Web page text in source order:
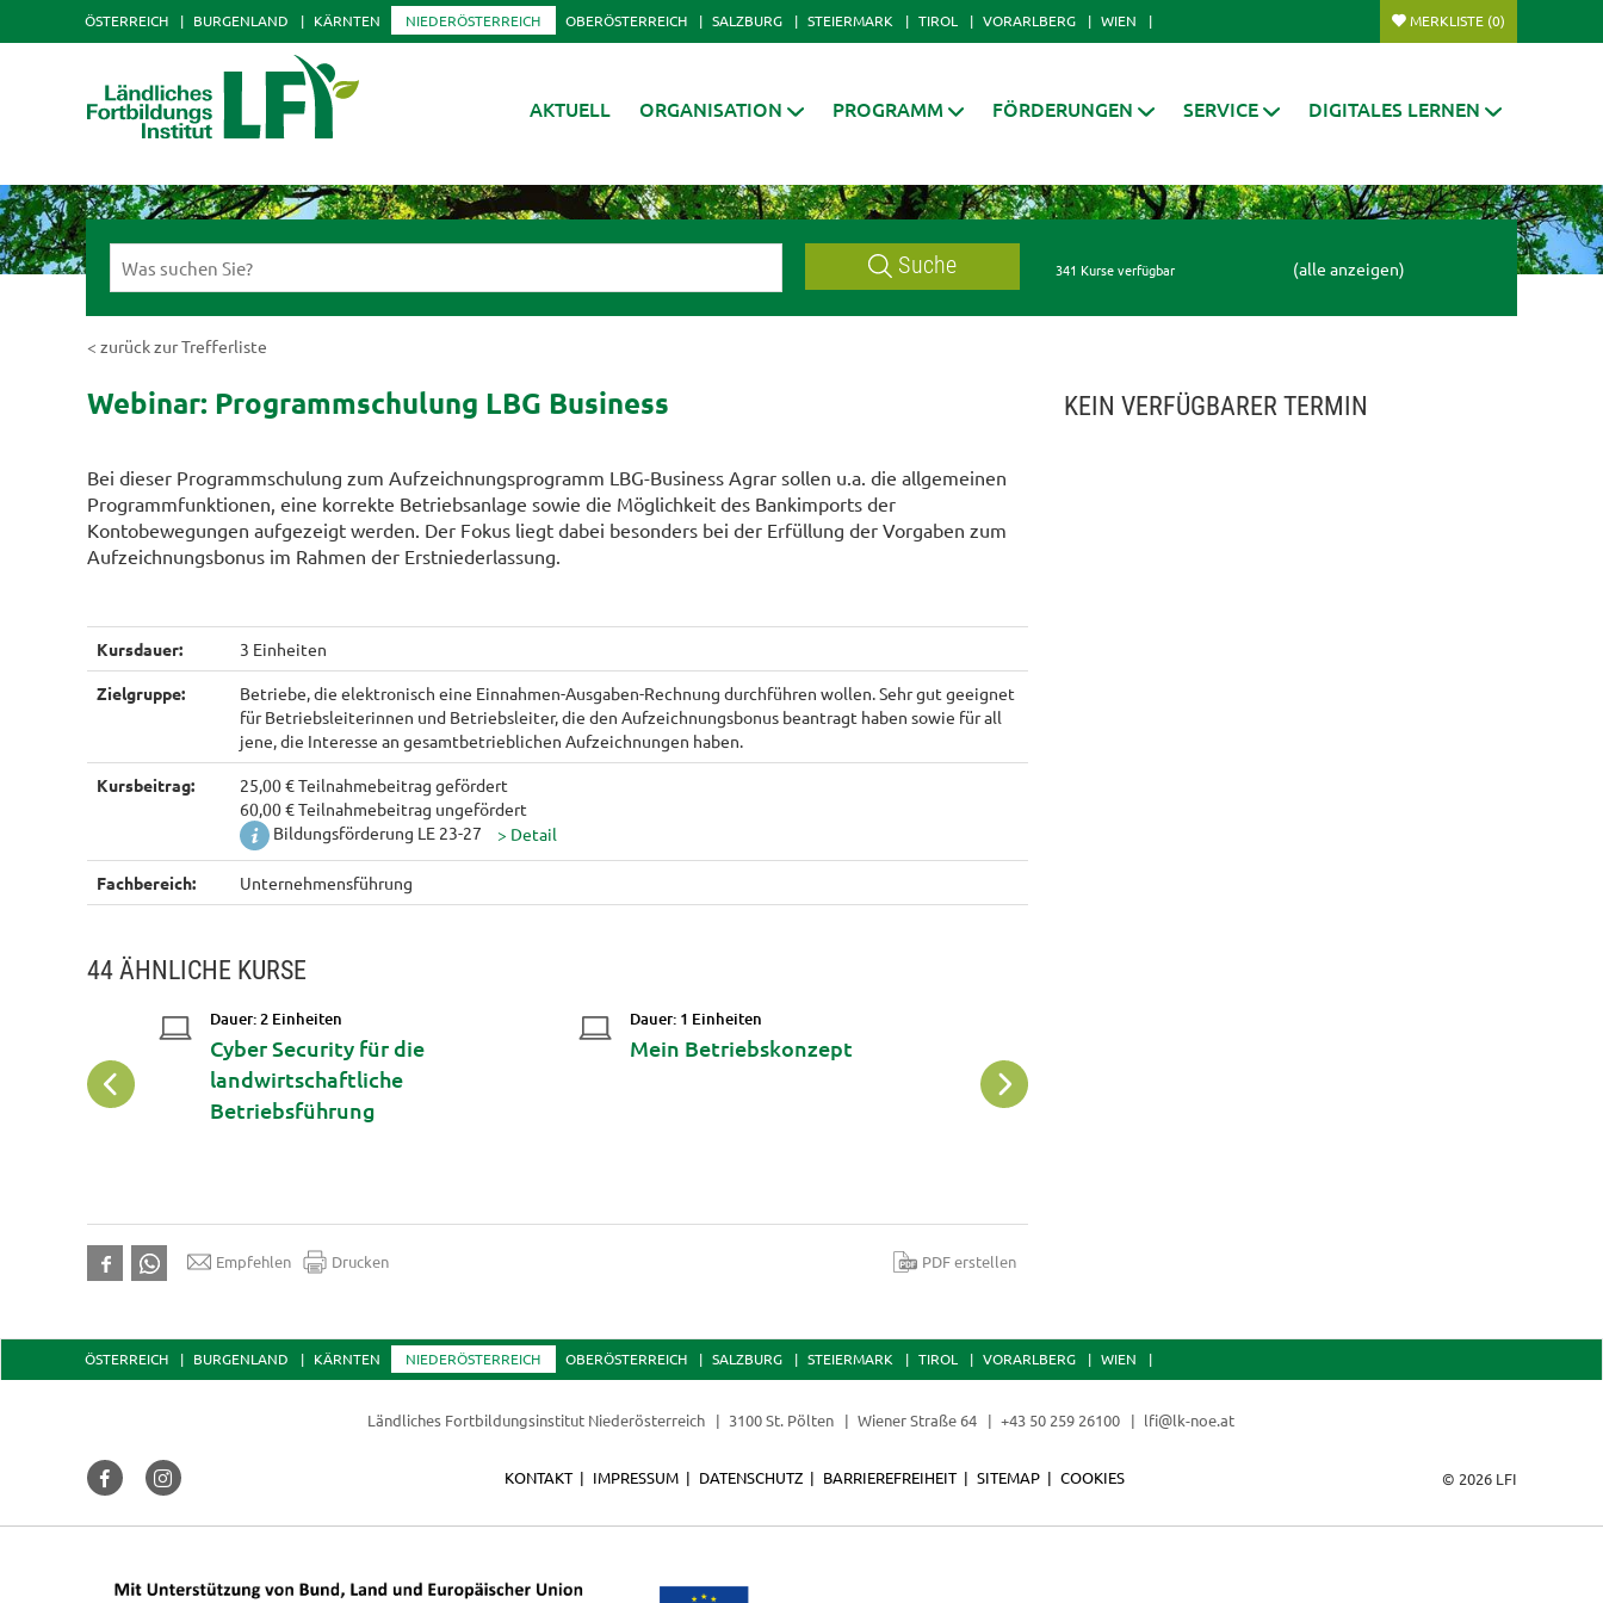
ÖSTERREICH BURGENLAND KÄRNTEN NIEDERÖSTERREICH OBERÖSTERREICH SALZBURG STEIERMARK TIROL VORARLBERG WIEN MERKLISTE (0)
AKTUELL ORGANISATION PROGRAMM FÖRDERUNGEN SERVICE DIGITALES LERNEN
Suche 341 Kurse verfügbar (alle anzeigen)
< zurück zur Trefferliste
Webinar: Programmschulung LBG Business
Bei dieser Programmschulung zum Aufzeichnungsprogramm LBG-Business Agrar sollen u.a. die allgemeinen
Programmfunktionen, eine korrekte Betriebsanlage sowie die Möglichkeit des Bankimports der
Kontobewegungen aufgezeigt werden. Der Fokus liegt dabei besonders bei der Erfüllung der Vorgaben zum
Aufzeichnungsbonus im Rahmen der Erstniederlassung.
Kursdauer: 3 Einheiten
Zielgruppe:
Betriebe, die elektronisch eine Einnahmen-Ausgaben-Rechnung durchführen wollen. Sehr gut geeignet
für Betriebsleiterinnen und Betriebsleiter, die den Aufzeichnungsbonus beantragt haben sowie für all
jene, die Interesse an gesamtbetrieblichen Aufzeichnungen haben.
Kursbeitrag:
25,00 € Teilnahmebeitrag gefördert
60,00 € Teilnahmebeitrag ungefördert
Bildungsförderung LE 23-27
Fachbereich: Unternehmensführung
44 ÄHNLICHE KURSE
Dauer: 2 Einheiten
Cyber Security für die
landwirtschaftliche
Betriebsführung
Dauer: 1 Einheiten
Mein Betriebskonzept
Empfehlen Drucken PDF erstellen
KEIN VERFÜGBARER TERMIN
ÖSTERREICH BURGENLAND KÄRNTEN NIEDERÖSTERREICH OBERÖSTERREICH SALZBURG STEIERMARK TIROL VORARLBERG WIEN
Ländliches Fortbildungsinstitut Niederösterreich 3100 St. Pölten Wiener Straße 64 +43 50 259 26100 lfi@lk-noe.at
© 2026 LFI
KONTAKT IMPRESSUM DATENSCHUTZ BARRIEREFREIHEIT SITEMAP COOKIES